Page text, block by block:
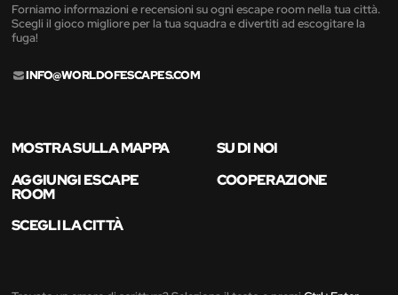
Forniamo informazioni e recensioni su ogni escape room nella tua città.
Scegli il gioco migliore per la tua squadra e divertiti ad escogitare la
fuga!
INFO@WORLDOFESCAPES.COM
MOSTRA SULLA MAPPA
SU DI NOI
AGGIUNGI ESCAPE
ROOM
COOPERAZIONE
SCEGLI LA CITTÀ